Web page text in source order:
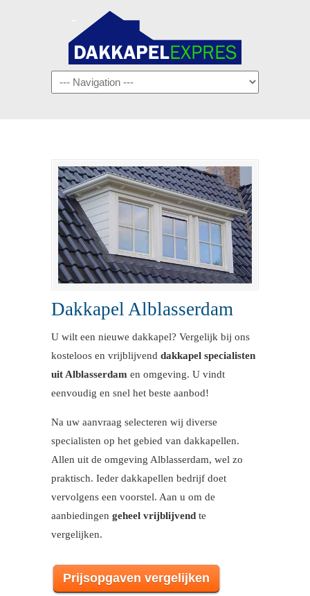
Navigation
Dakkapel Alblasserdam
U wilt een nieuwe dakkapel? Vergelijk bij ons
kosteloos en vrijblijvend dakkapel specialisten
uit Alblasserdam en omgeving. U vindt
eenvoudig en snel het beste aanbod!
Na uw aanvraag selecteren wij diverse
specialisten op het gebied van dakkapellen.
Allen uit de omgeving Alblasserdam, wel zo
praktisch. Ieder dakkapellen bedrijf doet
vervolgens een voorstel. Aan u om de
aanbiedingen geheel vrijblijvend te
vergelijken.
Prijsopgaven vergelijken